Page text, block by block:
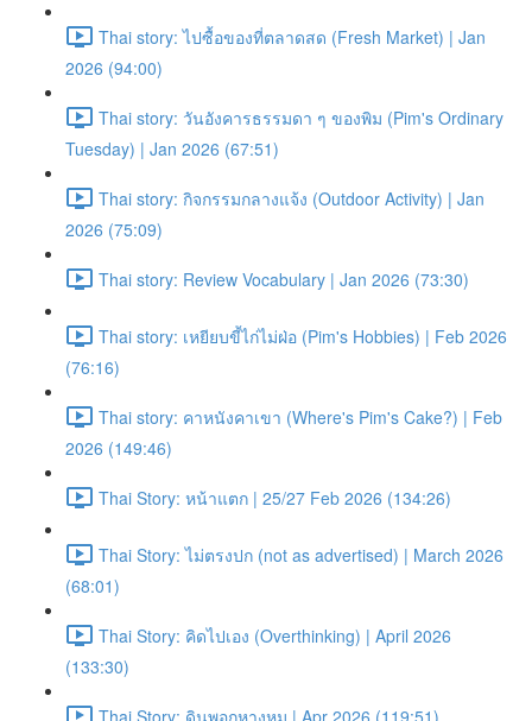
Thai story: ไปซื้อของที่ตลาดสด (Fresh Market) | Jan
2026 (94:00)
Thai story: วันอังคารธรรมดา ๆ ของพิม (Pim's Ordinary
Tuesday) | Jan 2026 (67:51)
Thai story: กิจกรรมกลางแจ้ง (Outdoor Activity) | Jan
2026 (75:09)
Thai story: Review Vocabulary | Jan 2026 (73:30)
Thai story: เหยียบขี้ไก่ไม่ฝ่อ (Pim's Hobbies) | Feb 2026
(76:16)
Thai story: คาหนังคาเขา (Where's Pim's Cake?) | Feb
2026 (149:46)
Thai Story: หน้าแตก | 25/27 Feb 2026 (134:26)
Thai Story: ไม่ตรงปก (not as advertised) | March 2026
(68:01)
Thai Story: คิดไปเอง (Overthinking) | April 2026
(133:30)
Thai Story: ดินพอกหางหมู | Apr 2026 (119:51)